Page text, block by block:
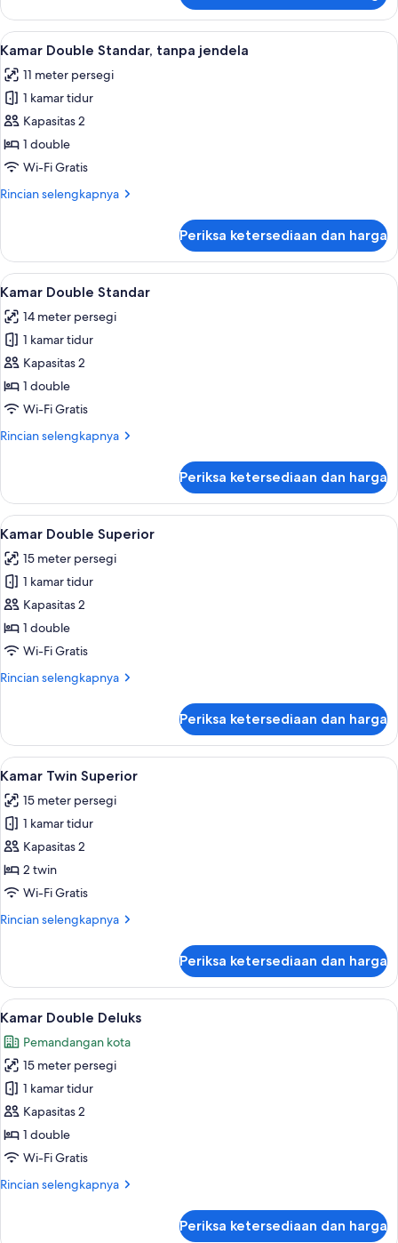
Window
Standard
Twin
Room
Window
Lihat
semua
foto
untuk
Kamar
Double
Standar,
jendela
Kamar Double Standar, tanpa
18
Kamar Double Standar, tanpa jendela
11 meter persegi
1 kamar tidur
Kapasitas 2
1 double
Wi-Fi Gratis
Rincian selengkapnya
Rincian
Kamar
Double
Standar,
jendela
Periksa ketersediaan dan harga
Lihat
semua
foto
untuk
Kamar
Double
Standar
Kamar Double Standar | Brankas,
12
Kamar Double Standar
14 meter persegi
1 kamar tidur
Kapasitas 2
1 double
Wi-Fi Gratis
Rincian selengkapnya
Rincian
Kamar
Double
Standar
Periksa ketersediaan dan harga
Lihat
semua
foto
untuk
Kamar
Double
Superior
Kamar Double Superior | Brankas,
21
Kamar Double Superior
15 meter persegi
1 kamar tidur
Kapasitas 2
1 double
Wi-Fi Gratis
Rincian selengkapnya
Rincian
Kamar
Double
Superior
Periksa ketersediaan dan harga
Lihat
semua
foto
untuk
Kamar
Twin
Superior
Kamar Twin Superior | Brankas,
11
Kamar Twin Superior
15 meter persegi
1 kamar tidur
Kapasitas 2
2 twin
Wi-Fi Gratis
Rincian selengkapnya
Rincian
Kamar
Twin
Superior
Periksa ketersediaan dan harga
Lihat
semua
foto
untuk
Kamar
Double
Deluks
Kamar Double Deluks |
20
Kamar Double Deluks
Pemandangan kota
15 meter persegi
1 kamar tidur
Kapasitas 2
1 double
Wi-Fi Gratis
Rincian selengkapnya
Rincian
Periksa ketersediaan dan harga